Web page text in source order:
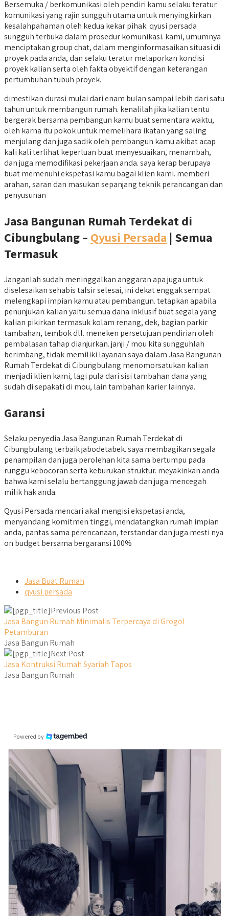
Bersemuka / berkomunikasi oleh pendiri kamu selaku teratur.
komunikasi yang rajin sungguh utama untuk menyingkirkan
kesalahpahaman oleh kedua kekar pihak. qyusi persada
sungguh terbuka dalam prosedur komunikasi. kami, umumnya
menciptakan group chat, dalam menginformasaikan situasi di
proyek pada anda, dan selaku teratur melaporkan kondisi
proyek kalian serta oleh fakta obyektif dengan keterangan
pertumbuhan tubuh proyek.
dimestikan durasi mulai dari enam bulan sampai lebih dari satu
tahun untuk membangun rumah. kenalilah jika kalian tentu
bergerak bersama pembangun kamu buat sementara waktu,
oleh karna itu pokok untuk memelihara ikatan yang saling
menjulang dan juga sadik oleh pembangun kamu akibat acap
kali kali terlihat keperluan buat menyesuaikan, menambah,
dan juga memodifikasi pekerjaan anda. saya kerap berupaya
buat memenuhi ekspetasi kamu bagai klien kami. memberi
arahan, saran dan masukan sepanjang teknik perancangan dan
penyusunan
Jasa Bangunan Rumah Terdekat di
Cibungbulang – Qyusi Persada | Semua
Termasuk
Janganlah sudah meninggalkan anggaran apa juga untuk
diselesaikan sehabis tafsir selesai, ini dekat enggak sempat
melengkapi impian kamu atau pembangun. tetapkan apabila
penunjukan kalian yaitu semua dana inklusif buat segala yang
kalian pikirkan termasuk kolam renang, dek, bagian parkir
tambahan, tembok dll. meneken persetujuan pendirian oleh
pembalasan tahap dianjurkan. janji / mou kita sungguhlah
berimbang, tidak memiliki layanan saya dalam Jasa Bangunan
Rumah Terdekat di Cibungbulang menomorsatukan kalian
menjadi klien kami, lagi pula dari sisi tambahan dana yang
sudah di sepakati di mou, lain tambahan karier lainnya.
Garansi
Selaku penyedia Jasa Bangunan Rumah Terdekat di
Cibungbulang terbaik jabodetabek. saya membagikan segala
penampilan dan juga perolehan kita sama bertumpu pada
runggu kebocoran serta keburukan struktur. meyakinkan anda
bahwa kami selalu bertanggung jawab dan juga mencegah
milik hak anda.
Qyusi Persada mencari akal mengisi ekspetasi anda,
menyandang komitmen tinggi, mendatangkan rumah impian
anda, pantas sama perencanaan, terstandar dan juga mesti nya
on budget bersama bergaransi 100%
Jasa Buat Rumah
qyusi persada
Previous Post
Jasa Bangun Rumah Minimalis Terpercaya di Grogol
Petamburan
Jasa Bangun Rumah
Next Post
Jasa Kontruksi Rumah Syariah Tapos
Jasa Bangun Rumah
Powered by